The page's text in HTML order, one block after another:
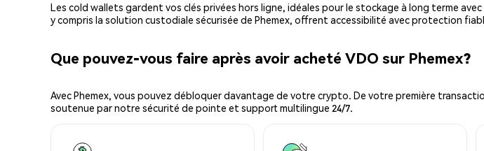
Les cold wallets gardent vos clés privées hors ligne, idéales pour le stockage à long terme
y compris la solution custodiale sécurisée de Phemex, offrent accessibilité avec protection
Que pouvez-vous faire après avoir acheté VDO sur Phemex?
Avec Phemex, vous pouvez débloquer davantage de votre crypto. De votre première
soutenue par notre sécurité de pointe et support multilingue 24/7.